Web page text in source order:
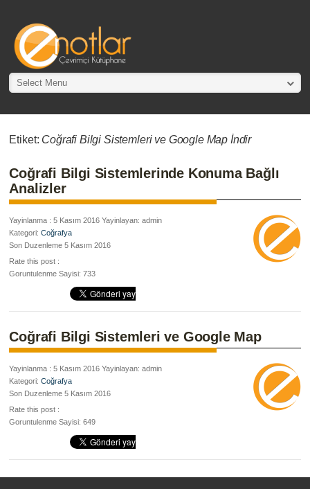
Select Menu
Etiket: Coğrafi Bilgi Sistemleri ve Google Map İndir
Coğrafi Bilgi Sistemlerinde Konuma Bağlı
Analizler
Yayinlanma : 5 Kasım 2016 Yayinlayan: admin
Kategori:Coğrafya
Son Duzenleme 5 Kasım 2016
Rate this post :
Goruntulenme Sayisi: 733
Coğrafi Bilgi Sistemleri ve Google Map
Yayinlanma : 5 Kasım 2016 Yayinlayan: admin
Kategori:Coğrafya
Son Duzenleme 5 Kasım 2016
Rate this post :
Goruntulenme Sayisi: 649